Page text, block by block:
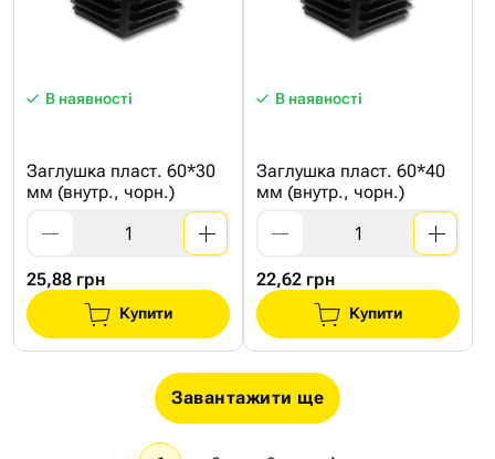
В наявності
Заглушка пласт. 60*30
мм (внутр., чорн.)
25,88 грн
Купити
В наявності
Заглушка пласт. 60*40
мм (внутр., чорн.)
22,62 грн
Купити
Завантажити ще